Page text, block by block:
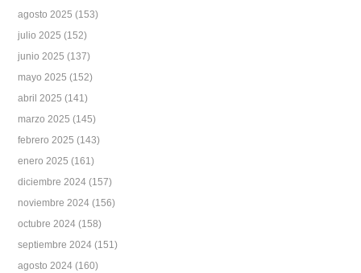
agosto 2025 (153)
julio 2025 (152)
junio 2025 (137)
mayo 2025 (152)
abril 2025 (141)
marzo 2025 (145)
febrero 2025 (143)
enero 2025 (161)
diciembre 2024 (157)
noviembre 2024 (156)
octubre 2024 (158)
septiembre 2024 (151)
agosto 2024 (160)